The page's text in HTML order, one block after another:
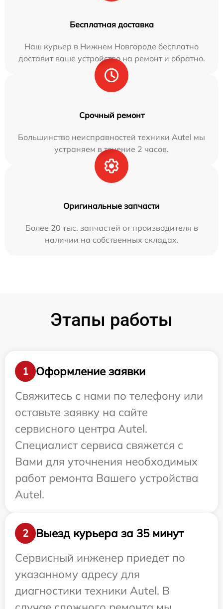
Бесплатная доставка
Наш курьер в Нижнем Новгороде бесплатно
доставит ваше устройство на ремонт и обратно.
Срочный ремонт
Большинство неисправностей техники Autel мы
устраняем в течение 2 часов.
Оригинальные запчасти
Более 20 тыс. запчастей от производителя в
наличии на собственных складах.
Этапы работы
1
Оформление заявки
Свяжитесь с нами по телефону или
оставьте заявку на сайте
сервисного центра Autel.
Специалист сервиса свяжется с
Вами для уточнения необходимых
работ ремонта Вашего устройства
Autel.
2
Выезд курьера за 35 минут
Сервисный инженер приедет по
указанному адресу для
диагностики техники Autel. В